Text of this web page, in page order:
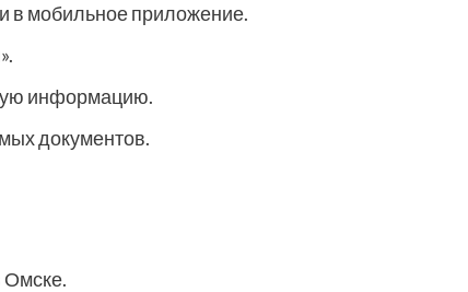
в мобильное приложение.
информацию.
документов.
Омске.